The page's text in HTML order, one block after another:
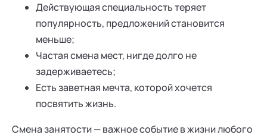
Действующая специальность теряет
популярность, предложений становится
меньше;
Частая смена мест, нигде долго не
задерживаетесь;
Есть заветная мечта, которой хочется
посвятить жизнь.
Смена занятости — важное событие в жизни любого